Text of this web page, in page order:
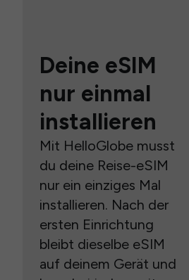
Deine eSIM
nur einmal
installieren
Mit HelloGlobe musst
du deine Reise-eSIM
nur ein einziges Mal
installieren. Nach der
ersten Einrichtung
bleibt dieselbe eSIM
auf deinem Gerät und